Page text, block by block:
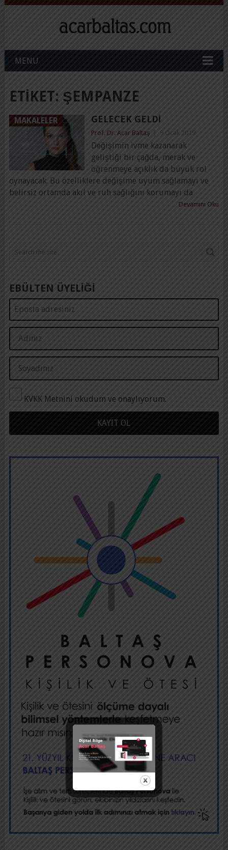
MENU
ETIKET: ŞEMPANZE
MAKALELER GELECEK GELDI
Prof. Dr. Acar Baltaş 9 Ocak 2019
Değişimin ivme kazanarak
geliştiği bir çağda, merak ve
öğrenmeye açıklık da büyük rol
oynayacak. Bu özelliklere değişime uyum sağlamayı ve
belirsiz ortamda akıl ve ruh sağlığını korumayı da
Devamını Oku
EBÜLTEN ÜYELİĞİ
KVKK Metnini okudum ve onaylıyorum.